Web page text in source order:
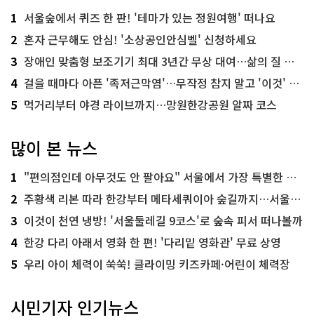
1 서울숲에서 퀴즈 한 판! '테마가 있는 정원여행' 떠나요
2 혼자 근무해도 안심! '소상공인안심벨' 신청하세요
3 장애인 맞춤형 보조기기 최대 3년간 무상 대여…삶의 질 높인다
4 걸을 때마다 아픈 '족저근막염'…무작정 참지 말고 '이것' 해보세요!
5 먹거리부터 야경 라이브까지…망원한강공원 알짜 코스
많이 본 뉴스
1 "편의점인데 아무것도 안 팔아요" 서울에서 가장 특별한 편의점의 정체
2 주황색 리본 따라 한강부터 메타세쿼이아 숲길까지…서울둘레길 15코스
3 이것이 천연 냉방! '서울둘레길 9코스'로 숲속 피서 떠나볼까
4 한강 다리 아래서 영화 한 편! '다리밑 영화관' 무료 상영
5 우리 아이 체력이 쑥쑥! 클라이밍 키즈카페·어린이 체력장
시민기자 인기뉴스